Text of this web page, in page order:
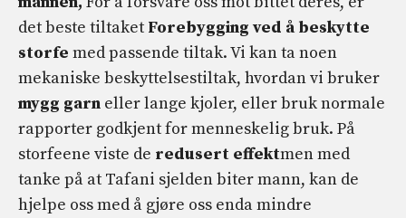
det beste tiltaket Forebygging ved å beskytte
storfe med passende tiltak. Vi kan ta noen
mekaniske beskyttelsestiltak, hvordan vi bruker
mygg garn eller lange kjoler, eller bruk normale
rapporter godkjent for menneskelig bruk. På
storfeene viste de redusert effektmen med
tanke på at Tafani sjelden biter mann, kan de
hjelpe oss med å gjøre oss enda mindre